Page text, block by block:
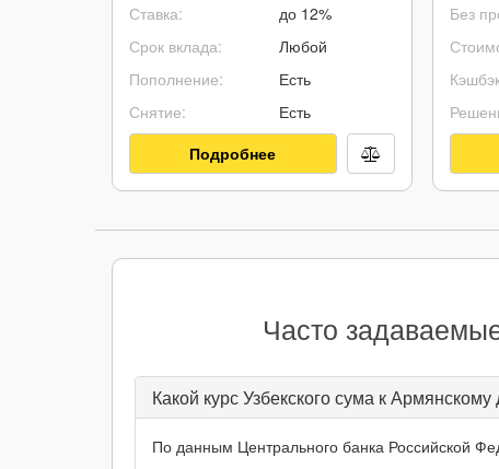
Ставка:
Срок вклада:
Пополнение:
Снятие:
до 12%
Любой
Есть
Есть
Подробнее
Без
Часто
Какой курс Узбекского сума к
По данным Центрального банка Российской